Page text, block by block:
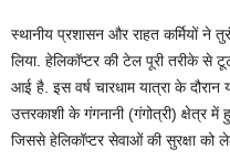
स्थानीय प्रशासन और राहत कर्मियों ने
लिया. हेलिकॉप्टर की टेल पूरी तरीके से
आई है. इस वर्ष चारधाम यात्रा के
उत्तरकाशी के गंगनानी (गंगोत्री) क्षेत्र
जिससे हेलिकॉप्टर सेवाओं की सुरक्षा को